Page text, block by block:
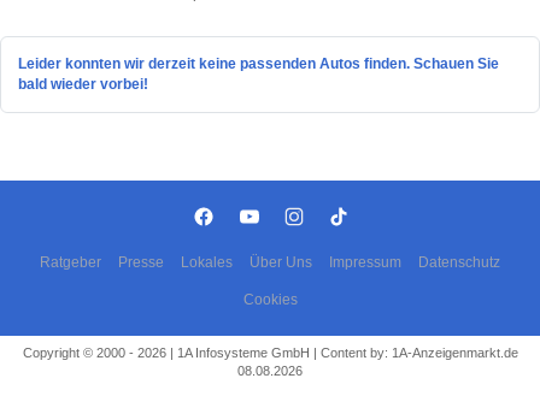
Leider konnten wir derzeit keine passenden Autos finden. Schauen Sie
bald wieder vorbei!
Ratgeber Presse Lokales Über Uns Impressum Datenschutz
Cookies
Copyright © 2000 - 2026 | 1A Infosysteme GmbH | Content by: 1A-Anzeigenmarkt.de
08.08.2026